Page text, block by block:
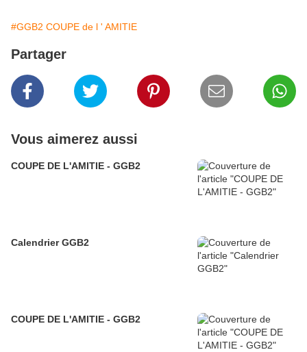
#GGB2 COUPE de l ' AMITIE
Partager
Vous aimerez aussi
COUPE DE L'AMITIE - GGB2
Calendrier GGB2
COUPE DE L'AMITIE - GGB2